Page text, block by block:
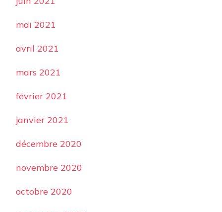
mai 2021
avril 2021
mars 2021
février 2021
janvier 2021
décembre 2020
novembre 2020
octobre 2020